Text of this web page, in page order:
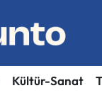
Kültür-Sanat